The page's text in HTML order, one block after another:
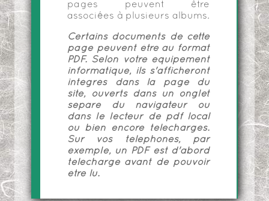
pages peuvent être
associées à plusieurs albums.
Certains documents de cette
page peuvent être au format
PDF. Selon votre équipement
informatique, ils s'afficheront
intégrés dans la page du
site, ouverts dans un onglet
séparé du navigateur ou
dans le lecteur de pdf local
ou bien encore téléchargés.
Sur vos téléphones, par
exemple, un PDF est d'abord
téléchargé avant de pouvoir
être lu.